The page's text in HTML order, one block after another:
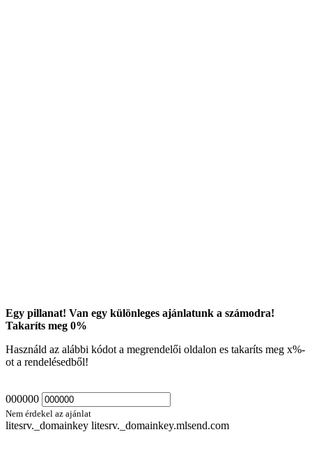
Egy pillanat! Van egy különleges ajánlatunk a számodra!
Takaríts meg 0%
Használd az alábbi kódot a megrendelői oldalon es takaríts meg x%-
ot a rendelésedből!
000000
Nem érdekel az ajánlat
litesrv._domainkey litesrv._domainkey.mlsend.com